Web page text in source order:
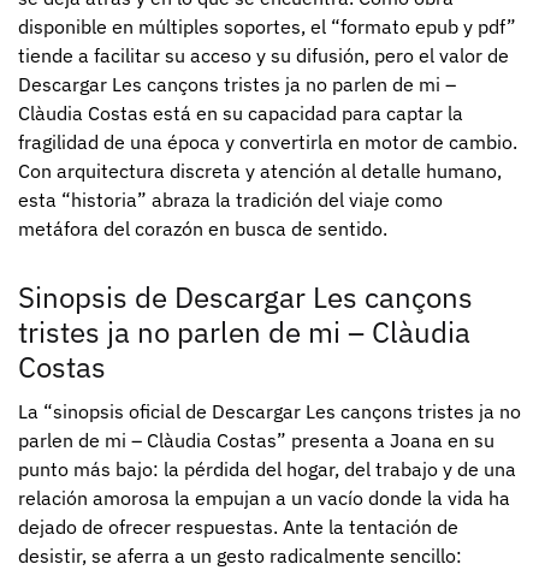
disponible en múltiples soportes, el “formato epub y pdf”
tiende a facilitar su acceso y su difusión, pero el valor de
Descargar Les cançons tristes ja no parlen de mi –
Clàudia Costas está en su capacidad para captar la
fragilidad de una época y convertirla en motor de cambio.
Con arquitectura discreta y atención al detalle humano,
esta “historia” abraza la tradición del viaje como
metáfora del corazón en busca de sentido.
Sinopsis de Descargar Les cançons
tristes ja no parlen de mi – Clàudia
Costas
La “sinopsis oficial de Descargar Les cançons tristes ja no
parlen de mi – Clàudia Costas” presenta a Joana en su
punto más bajo: la pérdida del hogar, del trabajo y de una
relación amorosa la empujan a un vacío donde la vida ha
dejado de ofrecer respuestas. Ante la tentación de
desistir, se aferra a un gesto radicalmente sencillo: